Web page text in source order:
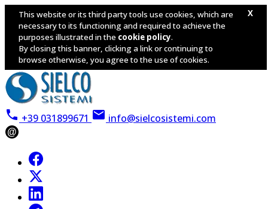
X
This website or its third party tools use cookies, which are
necessary to its functioning and required to achieve the
purposes illustrated in the cookie policy.
By closing this banner, clicking a link or continuing to
browse otherwise, you agree to the use of cookies.
+39 031899671 info@sielcosistemi.com
@